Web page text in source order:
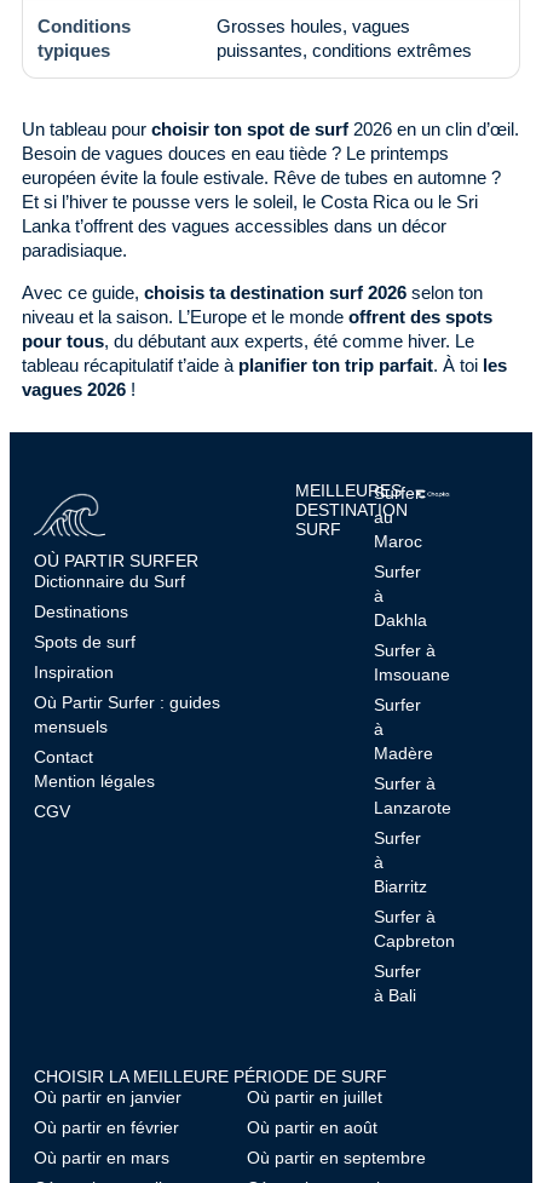
Grosses houles, vagues
puissantes, conditions extrêmes
Un tableau pour choisir ton spot de surf 2026 en un clin d’œil.
Besoin de vagues douces en eau tiède ? Le printemps
européen évite la foule estivale. Rêve de tubes en automne ?
Et si l’hiver te pousse vers le soleil, le Costa Rica ou le Sri
Lanka t’offrent des vagues accessibles dans un décor
paradisiaque.
Avec ce guide, choisis ta destination surf 2026 selon ton
niveau et la saison. L’Europe et le monde offrent des spots
pour tous, du débutant aux experts, été comme hiver. Le
tableau récapitulatif t’aide à planifier ton trip parfait. À toi les
vagues 2026 !
OÙ PARTIR SURFER
Dictionnaire du Surf
Destinations
Spots de surf
Inspiration
Où Partir Surfer : guides
mensuels
Contact
Mention légales
CGV
MEILLEURES
DESTINATION
SURF
Surfer
au
Maroc
Surfer
à
Dakhla
Surfer à
Imsouane
Surfer
à
Madère
Surfer à
Lanzarote
Surfer
à
Biarritz
Surfer à
Capbreton
Surfer
à Bali
CHOISIR LA MEILLEURE PÉRIODE DE SURF
Où partir en janvier
Où partir en février
Où partir en mars
Où partir en juillet
Où partir en août
Où partir en septembre